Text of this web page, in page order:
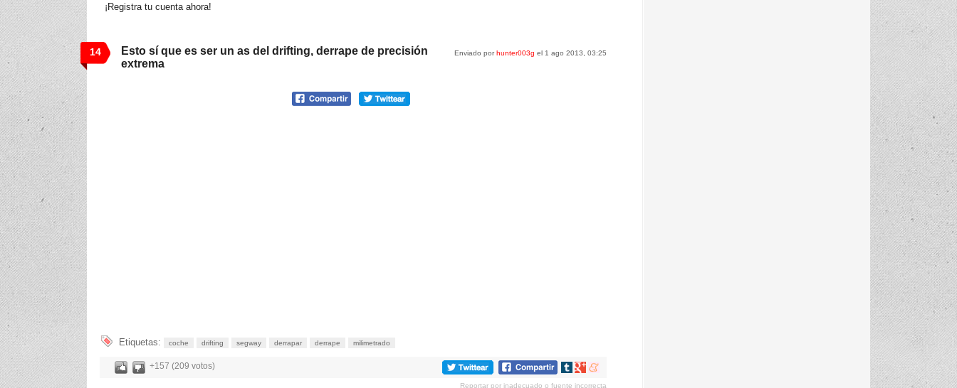
¡Registra tu cuenta ahora!
14 Enviado porhunter003g el 1 ago 2013, 03:25
Esto sí que es ser un as del drifting, derrape de precisión
extrema
Etiquetas: coche drifting segway derrapar derrape milimetrado
+157 (209 votos)
Compartir
Compartir
Compartir
Reportar por inadecuado o fuente incorrecta